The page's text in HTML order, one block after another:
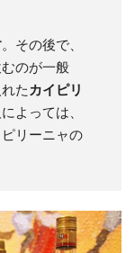
。その後で、
のが一般
た カイピリ
よっては、
リーニャの